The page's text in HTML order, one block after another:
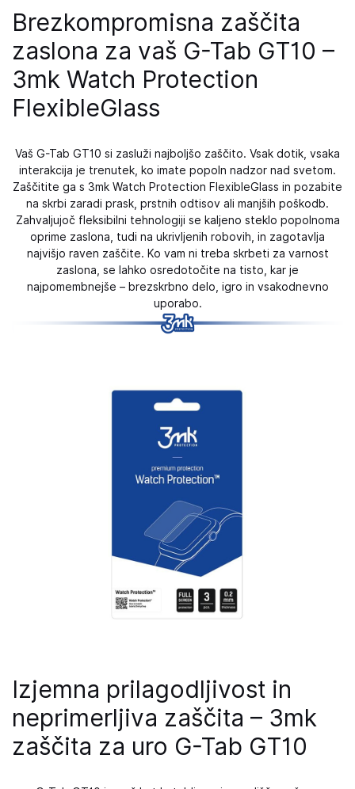
Brezkompromisna zaščita
zaslona za vaš G-Tab GT10 –
3mk Watch Protection
FlexibleGlass
Vaš G-Tab GT10 si zasluži najboljšo zaščito. Vsak dotik, vsaka
interakcija je trenutek, ko imate popoln nadzor nad svetom.
Zaščitite ga s 3mk Watch Protection FlexibleGlass in pozabite
na skrbi zaradi prask, prstnih odtisov ali manjših poškodb.
Zahvaljujoč fleksibilni tehnologiji se kaljeno steklo popolnoma
oprime zaslona, ​​tudi na ukrivljenih robovih, in zagotavlja
najvišjo raven zaščite. Ko vam ni treba skrbeti za varnost
zaslona, ​​se lahko osredotočite na tisto, kar je
najpomembnejše – brezskrbno delo, igro in vsakodnevno
uporabo.
Izjemna prilagodljivost in
neprimerljiva zaščita – 3mk
zaščita za uro G-Tab GT10